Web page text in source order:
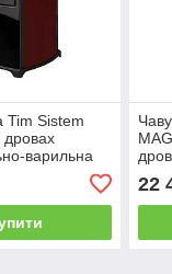
Tim Sistem
варильна
дому та дачі
22